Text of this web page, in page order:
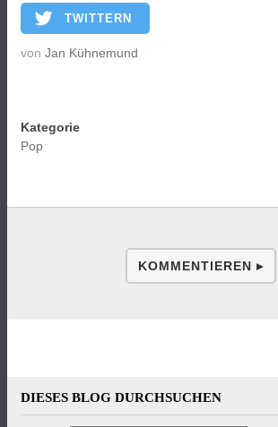
TWITTERN
von Jan Kühnemund
Kategorie
Pop
KOMMENTIEREN ▸
DIESES BLOG DURCHSUCHEN